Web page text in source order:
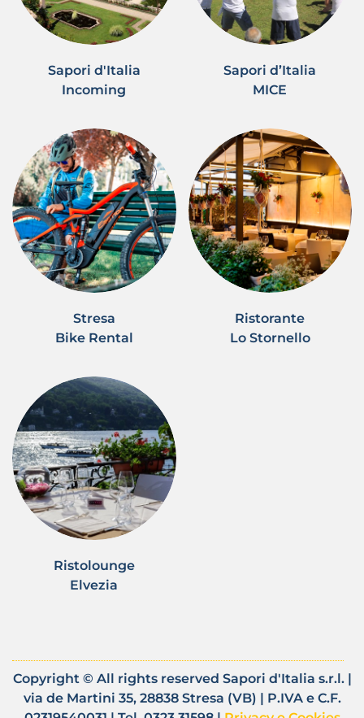
Sapori d'Italia
Incoming
Sapori d’Italia
MICE
Stresa
Bike Rental
Ristorante
Lo Stornello
Ristolounge
Elvezia
Copyright © All rights reserved Sapori d'Italia s.r.l. |
via de Martini 35, 28838 Stresa (VB) | P.IVA e C.F.